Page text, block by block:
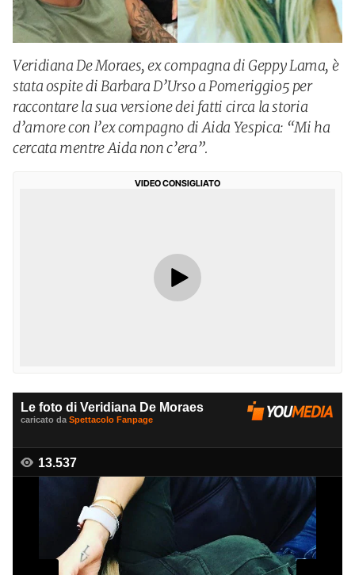
Veridiana De Moraes, ex compagna di Geppy Lama, è
stata ospite di Barbara D’Urso a Pomeriggio5 per
raccontare la sua versione dei fatti circa la storia
d’amore con l’ex compagno di Aida Yespica: “Mi ha
cercata mentre Aida non c’era”.
VIDEO CONSIGLIATO